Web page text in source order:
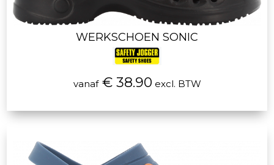
WERKSCHOEN SONIC
vanaf€ 38.90 excl. BTW